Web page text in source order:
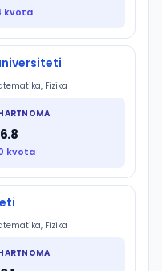
kvota
Fizika
kvota
Fizika